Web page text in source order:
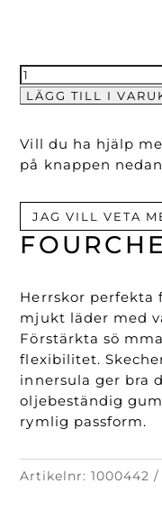
Herrskor perfekta
mjukt läder med
Förstärkta sö
flexibilitet.
innersula ger bra
oljebeständig
rymlig passform.
Artikelnr:1000442
Fourche
Work
mängd
LÄGG TILL I
Vill du ha hjälp
på knappen
JAG VILL VETA